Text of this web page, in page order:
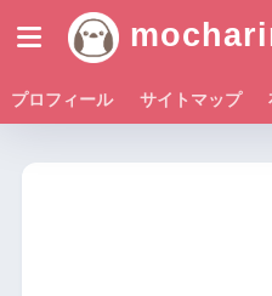
プロフィール サイトマップ